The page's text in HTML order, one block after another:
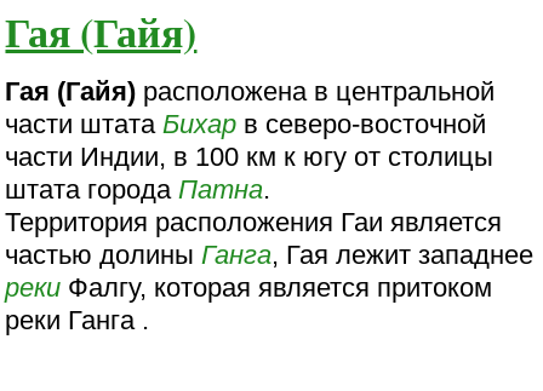
Гая (Гайя)
Гая (Гайя) расположена в центральной
части штатаБихар в северо-восточной
части Индии, в 100 км к югу от столицы
штата городаПатна.
Территория расположения Гаи является
частью долиныГанга, Гая лежит западнее
реки Фалгу, которая является притоком
реки Ганга .